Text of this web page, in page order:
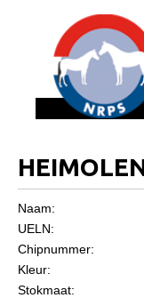
Over NRPS
Naam:
UELN:
Chipnummer:
Kleur:
Stokmaat: